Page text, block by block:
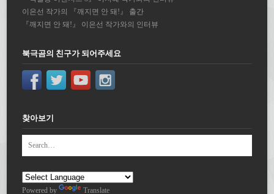
이은선 작가의 『깨지면 안 돼!』 출간
『깨지면 안 돼!』 이은선 작가와의 인터뷰
북극곰의 친구가 되어주세요
찾아보기
Powered by Translate